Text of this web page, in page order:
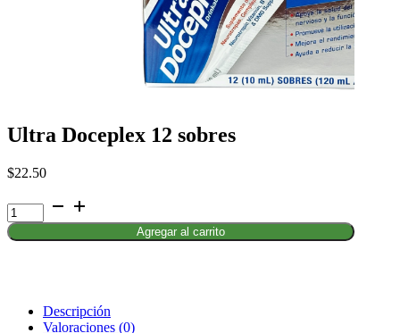
Ultra Doceplex 12 sobres
$22.50
Ultra
Doceplex
12
Agregar al carrito
Descripción
Valoraciones (0)